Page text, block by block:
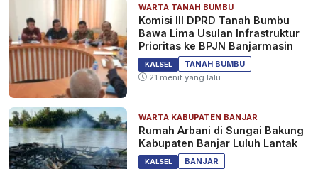
WARTA TANAH BUMBU
Komisi III DPRD Tanah Bumbu
Bawa Lima Usulan Infrastruktur
Prioritas ke BPJN Banjarmasin
KALSEL
TANAH BUMBU
21 menit yang lalu
WARTA KABUPATEN BANJAR
Rumah Arbani di Sungai Bakung
Kabupaten Banjar Luluh Lantak
KALSEL
BANJAR